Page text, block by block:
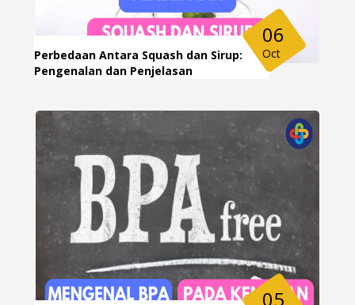
Perbedaan Antara Squash dan Sirup:
Pengenalan dan Penjelasan
06
Oct
05